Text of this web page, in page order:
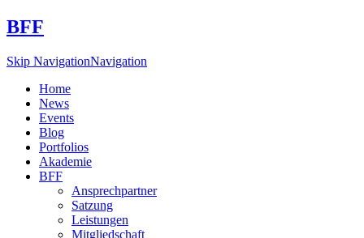
BFF
Skip NavigationNavigation
Home
News
Events
Blog
Portfolios
Akademie
BFF
Ansprechpartner
Satzung
Leistungen
Mitgliedschaft